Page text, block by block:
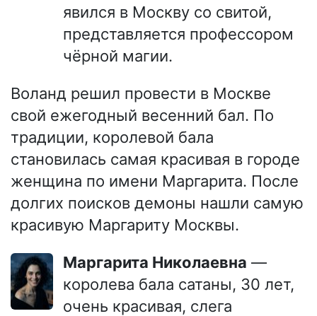
явился в Москву со свитой,
представляется профессором
чёрной магии.
Воланд решил провести в Москве
свой ежегодный весенний бал. По
традиции, королевой бала
становилась самая красивая в городе
женщина по имени Маргарита. После
долгих поисков демоны нашли самую
красивую Маргариту Москвы.
Маргарита Николаевна —
королева бала сатаны, 30 лет,
очень красивая, слега